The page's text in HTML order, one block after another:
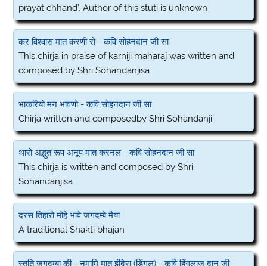
prayat chhand’. Author of this stuti is unknown
कर विश्वास मात करणी रो - कवि सोहनदान जी सा
This chirja in praise of karniji maharaj was written and
composed by Shri Sohandanjisa
भाकरियो मन भावणो - कवि सोहनदान जी सा
Chirja written and composedby Shri Sohandanji
थारो अद्भुत रूप अनूप मात करनल - कवि सोहनदान जी सा
This chirja is written and composed by Shri
Sohandanjisa
दरस तिहारो मोहे भावे जगदम्बे मैया
A traditional Shakti bhajan